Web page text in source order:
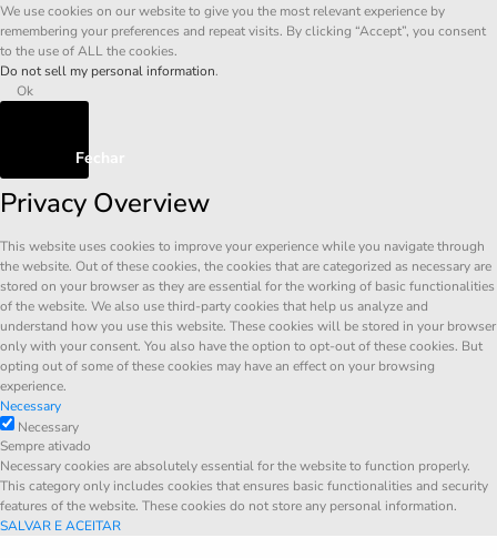
We use cookies on our website to give you the most relevant experience by
remembering your preferences and repeat visits. By clicking “Accept”, you consent
to the use of ALL the cookies.
Do not sell my personal information.
Ok
Fechar
Privacy Overview
This website uses cookies to improve your experience while you navigate through
the website. Out of these cookies, the cookies that are categorized as necessary are
stored on your browser as they are essential for the working of basic functionalities
of the website. We also use third-party cookies that help us analyze and
understand how you use this website. These cookies will be stored in your browser
only with your consent. You also have the option to opt-out of these cookies. But
opting out of some of these cookies may have an effect on your browsing
experience.
Necessary
Necessary
Sempre ativado
Necessary cookies are absolutely essential for the website to function properly.
This category only includes cookies that ensures basic functionalities and security
features of the website. These cookies do not store any personal information.
SALVAR E ACEITAR